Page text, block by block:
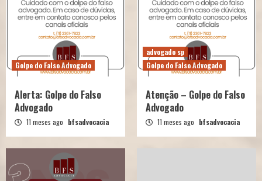
Golpe do Falso Advogado
Alerta: Golpe do Falso
Advogado
11 meses ago bfsadvocacia
advogado sp
Golpe do Falso Advogado
Atenção – Golpe do Falso
Advogado
11 meses ago bfsadvocacia